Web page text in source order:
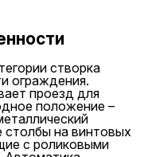
врезной замок
створка
ограждения.
проезд для
положение –
столбы на винтовых
с роликовыми